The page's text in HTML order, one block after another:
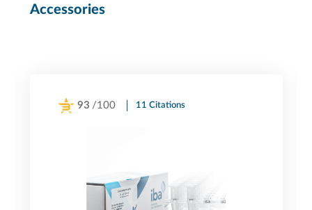
Accessories
93 /100 11 Citations